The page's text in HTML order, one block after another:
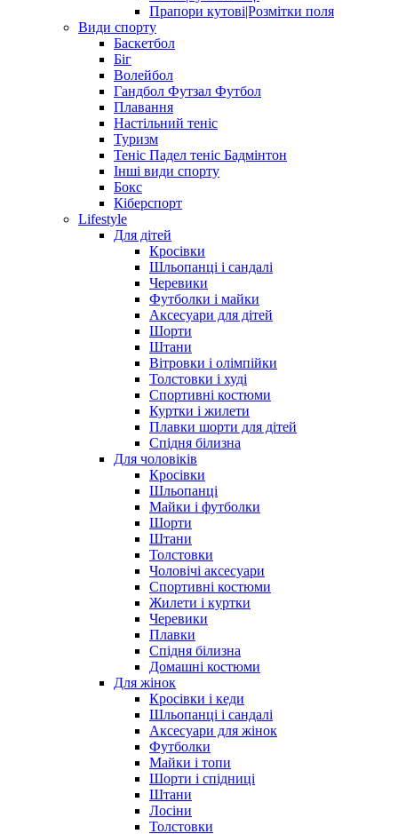
Прапори кутові|Розмітки поля
Види спорту
Баскетбол
Біг
Волейбол
Гандбол Футзал Футбол
Плавання
Настільний теніс
Туризм
Теніс Падел теніс Бадмінтон
Інші види спорту
Бокс
Кіберспорт
Lifestyle
Для дітей
Кросівки
Шльопанці і сандалі
Черевики
Футболки і майки
Аксесуари для дітей
Шорти
Штани
Вітровки і олімпійки
Толстовки і худі
Спортивні костюми
Куртки і жилети
Плавки шорти для дітей
Спідня білизна
Для чоловіків
Кросівки
Шльопанці
Майки і футболки
Шорти
Штани
Толстовки
Чоловічі аксесуари
Спортивні костюми
Жилети і куртки
Черевики
Плавки
Спідня білизна
Домашні костюми
Для жінок
Кросівки і кеди
Шльопанці і сандалі
Аксесуари для жінок
Футболки
Майки і топи
Шорти і спідниці
Штани
Лосіни
Толстовки